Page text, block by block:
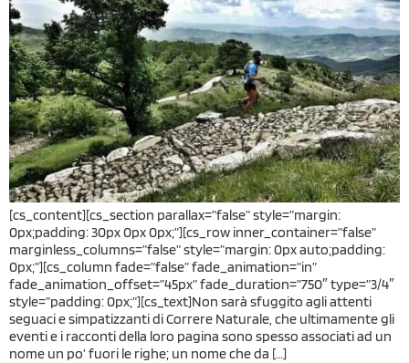
[cs_content][cs_section parallax=”false” style=”margin:
0px;padding: 30px 0px 0px;”][cs_row inner_container=”false”
marginless_columns=”false” style=”margin: 0px auto;padding:
0px;”][cs_column fade=”false” fade_animation=”in”
fade_animation_offset=”45px” fade_duration=”750″ type=”3/4″
style=”padding: 0px;”][cs_text]Non sarà sfuggito agli attenti
seguaci e simpatizzanti di Correre Naturale, che ultimamente gli
eventi e i racconti della loro pagina sono spesso associati ad un
nome un po’ fuori le righe; un nome che da […]